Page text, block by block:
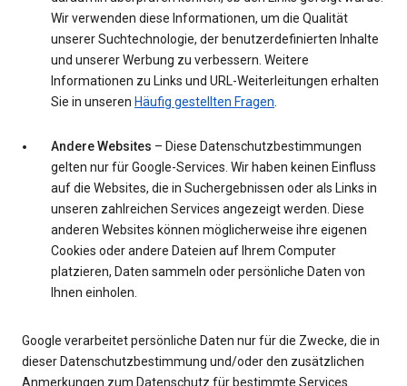
Wir verwenden diese Informationen, um die Qualität
unserer Suchtechnologie, der benutzerdefinierten Inhalte
und unserer Werbung zu verbessern. Weitere
Informationen zu Links und URL-Weiterleitungen erhalten
Sie in unseren Häufig gestellten Fragen
Andere Websites – Diese Datenschutzbestimmungen
gelten nur für Google-Services. Wir haben keinen Einfluss
auf die Websites, die in Suchergebnissen oder als Links in
unseren zahlreichen Services angezeigt werden. Diese
anderen Websites können möglicherweise ihre eigenen
Cookies oder andere Dateien auf Ihrem Computer
platzieren, Daten sammeln oder persönliche Daten von
Ihnen einholen.
Google verarbeitet persönliche Daten nur für die Zwecke, die in
dieser Datenschutzbestimmung und/oder den zusätzlichen
Anmerkungen zum Datenschutz für bestimmte Services